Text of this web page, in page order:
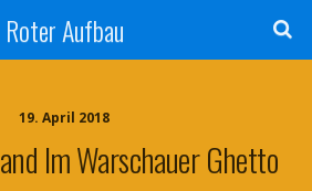
Roter Aufbau
19. April 2018
Im Warschauer Ghetto